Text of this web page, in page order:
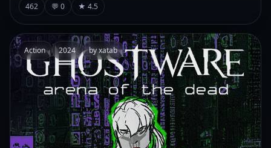
462 💬 0 ★ 4.5
Action 2024 by xatab